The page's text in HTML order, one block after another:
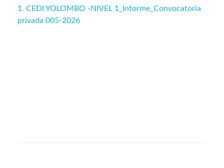
1. CEDI YOLOMBO -NIVEL 1_Informe_Convocatoria
privada 005-2026